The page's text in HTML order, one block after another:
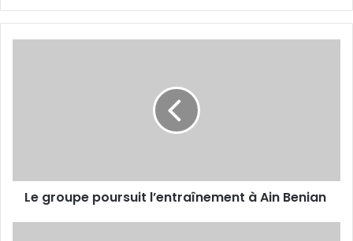
Le groupe poursuit l’entraînement à Ain Benian